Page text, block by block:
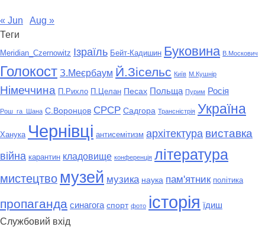
« Jun
Aug »
Теги
Meridian_Czernowitz Ізраїль Бейт-Кадишин Буковина В.Москович
Голокост З.Меєрбаум Й.Зісельс Київ М.Кушнір
Німеччина П.Рихло П.Целан Песах Польща Пурим Росія
Рош_га_Шана С.Воронцов СРСР Садгора Трансністрія Україна
Ханука Чернівці антисемітизм архітектура виставка
війна карантин кладовище конференція література
мистецтво музей музика наука пам'ятник політика
пропаганда синагога спорт фото історія їдиш
Службовий вхід